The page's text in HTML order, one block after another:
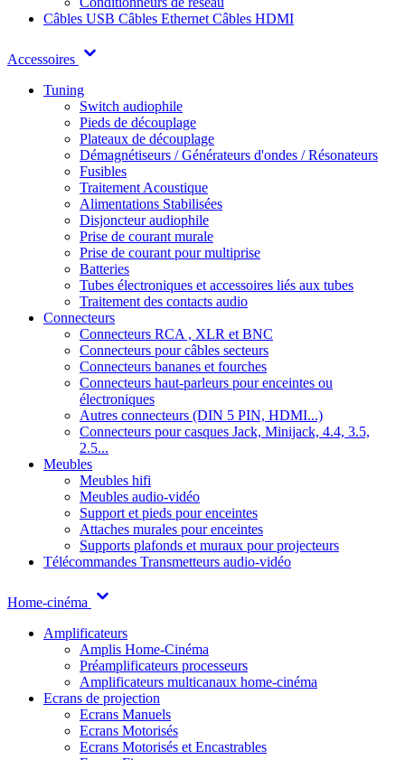
Câbles USB Câbles Ethernet Câbles HDMI
Accessoires
Tuning
Switch audiophile
Pieds de découplage
Plateaux de découplage
Démagnétiseurs / Générateurs d'ondes / Résonateurs
Fusibles
Traitement Acoustique
Alimentations Stabilisées
Disjoncteur audiophile
Prise de courant murale
Prise de courant pour multiprise
Batteries
Tubes électroniques et accessoires liés aux tubes
Traitement des contacts audio
Connecteurs
Connecteurs RCA , XLR et BNC
Connecteurs pour câbles secteurs
Connecteurs bananes et fourches
Connecteurs haut-parleurs pour enceintes ou
électroniques
Autres connecteurs (DIN 5 PIN, HDMI...)
Connecteurs pour casques Jack, Minijack, 4.4, 3.5,
2.5...
Meubles
Meubles hifi
Meubles audio-vidéo
Support et pieds pour enceintes
Attaches murales pour enceintes
Supports plafonds et muraux pour projecteurs
Télécommandes Transmetteurs audio-vidéo
Home-cinéma
Amplificateurs
Amplis Home-Cinéma
Préamplificateurs processeurs
Amplificateurs multicanaux home-cinéma
Ecrans de projection
Ecrans Manuels
Ecrans Motorisés
Ecrans Motorisés et Encastrables